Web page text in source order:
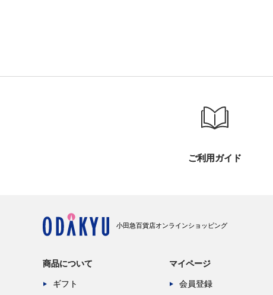
ご利用ガイド
小田急百貨店オンラインショッピング
商品について
ギフト
マイページ
会員登録